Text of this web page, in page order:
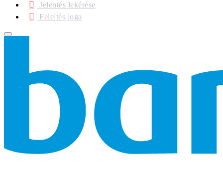
Jelentés lekérése
Felejtés joga